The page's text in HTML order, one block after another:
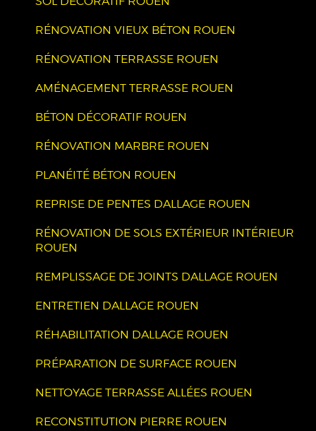
RÉNOVATION VIEUX BÉTON ROUEN
RÉNOVATION TERRASSE ROUEN
AMÉNAGEMENT TERRASSE ROUEN
BÉTON DÉCORATIF ROUEN
RÉNOVATION MARBRE ROUEN
PLANÉITÉ BÉTON ROUEN
REPRISE DE PENTES DALLAGE ROUEN
RÉNOVATION DE SOLS EXTÉRIEUR INTÉRIEUR
ROUEN
REMPLISSAGE DE JOINTS DALLAGE ROUEN
ENTRETIEN DALLAGE ROUEN
RÉHABILITATION DALLAGE ROUEN
PRÉPARATION DE SURFACE ROUEN
NETTOYAGE TERRASSE ALLÉES ROUEN
RECONSTITUTION PIERRE ROUEN